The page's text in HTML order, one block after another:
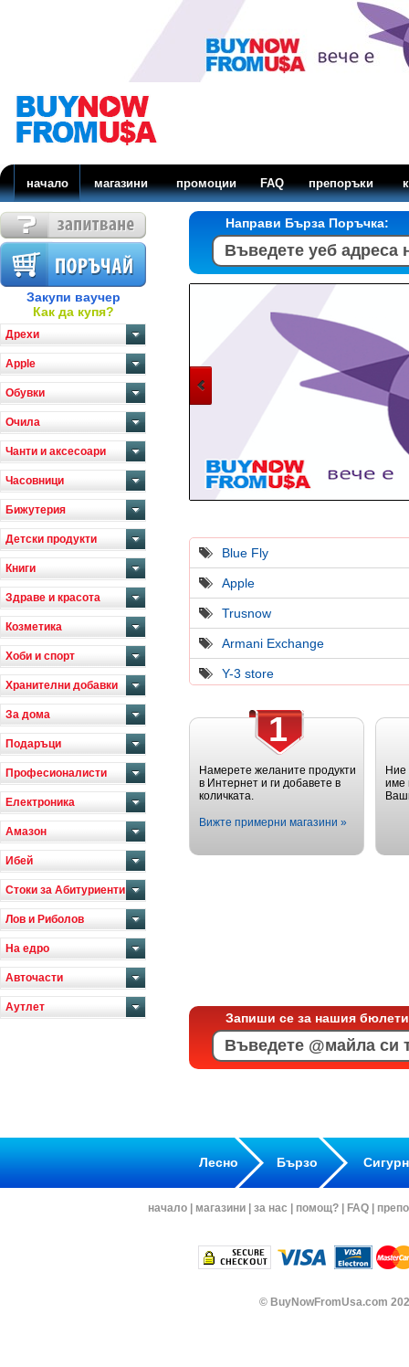
начало магазини промоции FAQ препоръки
Закупи ваучер
Как да купя?
Дрехи
Apple
Обувки
Очила
Чанти и аксесоари
Часовници
Бижутерия
Детски продукти
Книги
Здраве и красота
Козметика
Хоби и спорт
Хранителни добавки
За дома
Подаръци
Професионалисти
Електроника
Амазон
Ибей
Стоки за Абитуриенти
Лов и Риболов
На едро
Авточасти
Аутлет
Направи Бърза Поръчка:
Blue Fly
Apple
Trusnow
Armani Exchange
Y-3 store
1
Намерете желаните продукти
в Интернет и ги добавете в
количката.
Вижте примерни магазини »
име
Запиши се за нашия
Лесно Бързо
начало магазини за нас помощ? FAQ
© BuyNowFromUsa.com